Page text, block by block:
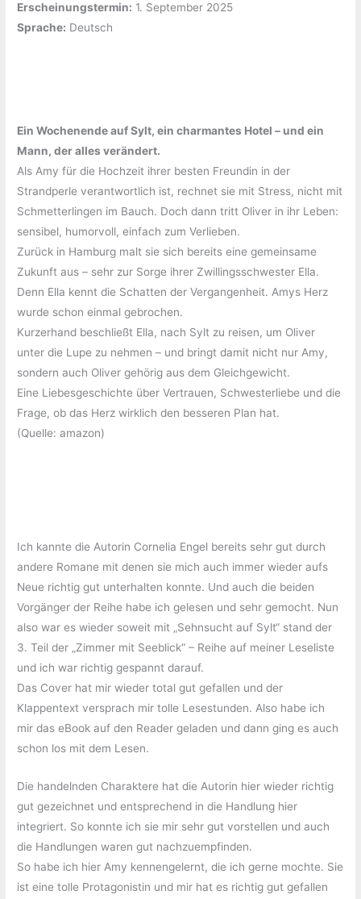
Erscheinungstermin: ‎1. September 2025
Sprache: ‎Deutsch
Ein Wochenende auf Sylt, ein charmantes Hotel – und ein
Mann, der alles verändert.
Als Amy für die Hochzeit ihrer besten Freundin in der
Strandperle verantwortlich ist, rechnet sie mit Stress, nicht mit
Schmetterlingen im Bauch. Doch dann tritt Oliver in ihr Leben:
sensibel, humorvoll, einfach zum Verlieben.
Zurück in Hamburg malt sie sich bereits eine gemeinsame
Zukunft aus – sehr zur Sorge ihrer Zwillingsschwester Ella.
Denn Ella kennt die Schatten der Vergangenheit. Amys Herz
wurde schon einmal gebrochen.
Kurzerhand beschließt Ella, nach Sylt zu reisen, um Oliver
unter die Lupe zu nehmen – und bringt damit nicht nur Amy,
sondern auch Oliver gehörig aus dem Gleichgewicht.
Eine Liebesgeschichte über Vertrauen, Schwesterliebe und die
Frage, ob das Herz wirklich den besseren Plan hat.
(Quelle: amazon)
Ich kannte die Autorin Cornelia Engel bereits sehr gut durch
andere Romane mit denen sie mich auch immer wieder aufs
Neue richtig gut unterhalten konnte. Und auch die beiden
Vorgänger der Reihe habe ich gelesen und sehr gemocht. Nun
also war es wieder soweit mit „Sehnsucht auf Sylt“ stand der
3. Teil der „Zimmer mit Seeblick“ – Reihe auf meiner Leseliste
und ich war richtig gespannt darauf.
Das Cover hat mir wieder total gut gefallen und der
Klappentext versprach mir tolle Lesestunden. Also habe ich
mir das eBook auf den Reader geladen und dann ging es auch
schon los mit dem Lesen.
Die handelnden Charaktere hat die Autorin hier wieder richtig
gut gezeichnet und entsprechend in die Handlung hier
integriert. So konnte ich sie mir sehr gut vorstellen und auch
die Handlungen waren gut nachzuempfinden.
So habe ich hier Amy kennengelernt, die ich gerne mochte. Sie
ist eine tolle Protagonistin und mir hat es richtig gut gefallen